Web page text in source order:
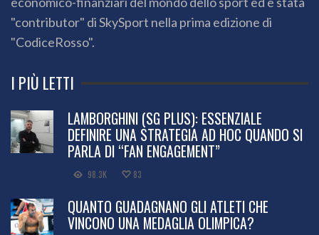
"contributor" di SkySport nella prima edizione di
"CodiceRosso".
I PIÙ LETTI
LAMBORGHINI (SG PLUS): ESSENZIALE
DEFINIRE UNA STRATEGIA AD HOC QUANDO SI
PARLA DI “FAN ENGAGEMENT”
98.3K 83
QUANTO GUADAGNANO GLI ATLETI CHE
VINCONO UNA MEDAGLIA OLIMPICA?